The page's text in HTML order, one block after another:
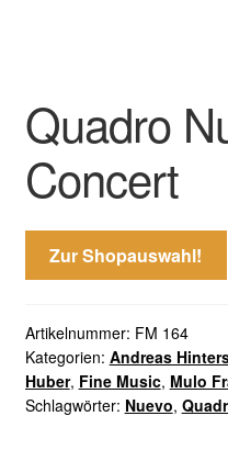
Quadro
Concert
Zur Shopauswahl!
Artikelnummer: FM 164
Kategorien: Andreas
Huber, Fine Music, Mulo
Schlagwörter: Nuevo,